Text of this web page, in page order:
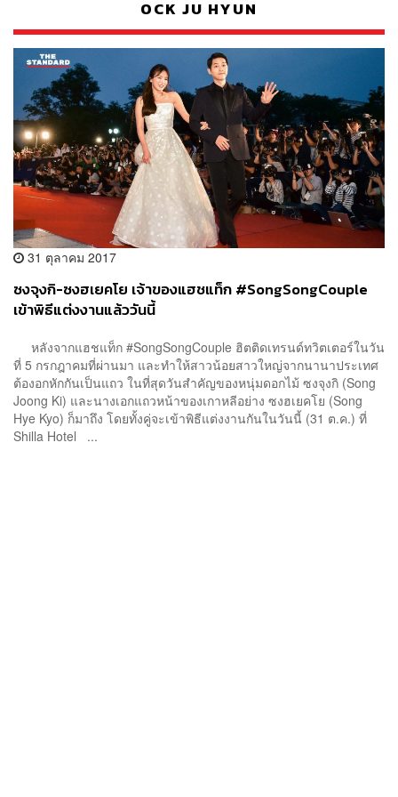
OCK JU HYUN
31 ตุลาคม 2017
ซงจุงกิ-ซงฮเยคโย เจ้าของแฮชแท็ก #SongSongCouple
เข้าพิธีแต่งงานแล้ววันนี้
หลังจากแฮชแท็ก #SongSongCouple ฮิตติดเทรนด์ทวิตเตอร์ในวัน
ที่ 5 กรกฎาคมที่ผ่านมา และทำให้สาวน้อยสาวใหญ่จากนานาประเทศ
ต้องอกหักกันเป็นแถว ในที่สุดวันสำคัญของหนุ่มดอกไม้ ซงจุงกิ (Song
Joong Ki) และนางเอกแถวหน้าของเกาหลีอย่าง ซงฮเยคโย (Song
Hye Kyo) ก็มาถึง โดยทั้งคู่จะเข้าพิธีแต่งงานกันในวันนี้ (31 ต.ค.) ที่
Shilla Hotel ...